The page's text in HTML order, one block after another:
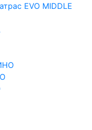
EVO MIDDLE